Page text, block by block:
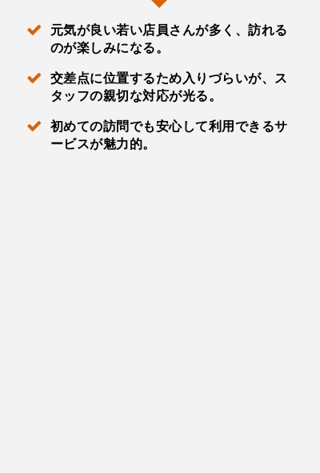
元気が良い若い店員さんが多く、訪れる
のが楽しみになる。
交差点に位置するため入りづらいが、ス
タッフの親切な対応が光る。
初めての訪問でも安心して利用できるサ
ービスが魅力的。